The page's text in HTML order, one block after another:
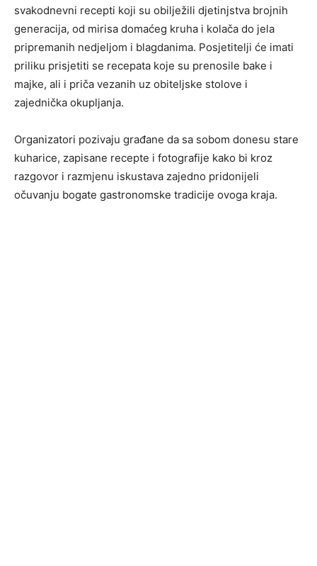
svakodnevni recepti koji su obilježili djetinjstva brojnih
generacija, od mirisa domaćeg kruha i kolača do jela
pripremanih nedjeljom i blagdanima. Posjetitelji će imati
priliku prisjetiti se recepata koje su prenosile bake i
majke, ali i priča vezanih uz obiteljske stolove i
zajednička okupljanja.
Organizatori pozivaju građane da sa sobom donesu stare
kuharice, zapisane recepte i fotografije kako bi kroz
razgovor i razmjenu iskustava zajedno pridonijeli
očuvanju bogate gastronomske tradicije ovoga kraja.